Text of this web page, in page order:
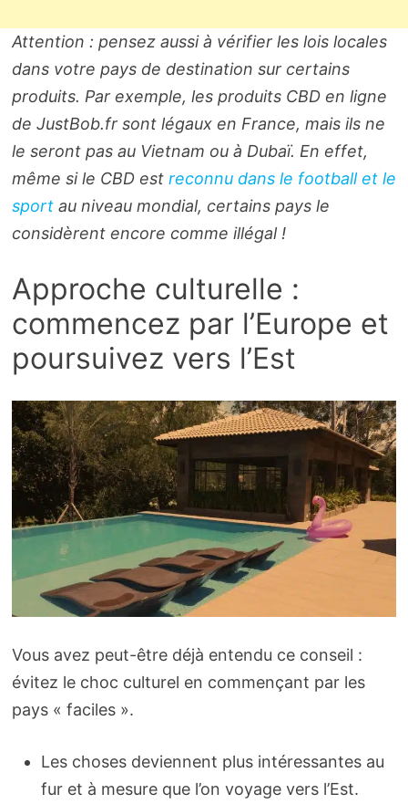
Attention : pensez aussi à vérifier les lois locales
dans votre pays de destination sur certains
produits. Par exemple, les produits CBD en ligne
de JustBob.fr sont légaux en France, mais ils ne
le seront pas au Vietnam ou à Dubaï. En effet,
même si le CBD est reconnu dans le football et le
sportau niveau mondial, certains pays le
considèrent encore comme illégal !
Approche culturelle :
commencez par l’Europe et
poursuivez vers l’Est
Vous avez peut-être déjà entendu ce conseil :
évitez le choc culturel en commençant par les
pays « faciles ».
Les choses deviennent plus intéressantes au
fur et à mesure que l’on voyage vers l’Est.